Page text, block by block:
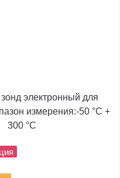
электронный для
измерения:-50 °C +
300 °C